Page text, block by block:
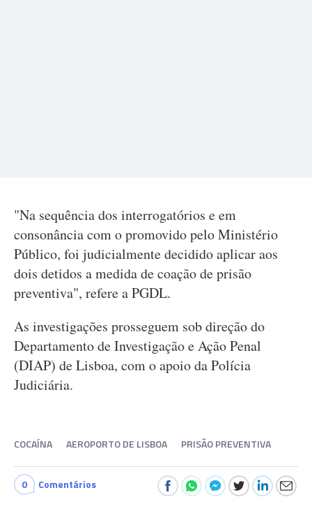
"Na sequência dos interrogatórios e em
consonância com o promovido pelo Ministério
Público, foi judicialmente decidido aplicar aos
dois detidos a medida de coação de prisão
preventiva", refere a PGDL.
As investigações prosseguem sob direção do
Departamento de Investigação e Ação Penal
(DIAP) de Lisboa, com o apoio da Polícia
Judiciária.
COCAÍNA AEROPORTO DE LISBOA PRISÃO PREVENTIVA
0 Comentários